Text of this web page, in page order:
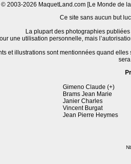
2003-2026 MaquetLand.com [Le Monde de
Ce site sans aucun but
La plupart des photographies
une utilisation personnelle, mais
et illustrations sont mentionnées quand
Gimeno Claude (+)
Brams Jean Marie
Janier Charles
Vincent Burgat
Jean Pierre Heymes